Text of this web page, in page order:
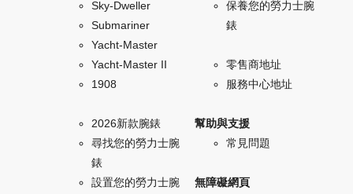
Sky-Dweller
Submariner
Yacht-Master
Yacht-Master II
1908
2026新款腕錶
尋找您的勞力士腕
錶
設置您的勞力士腕
保養您的勞力士腕
錶
零售商地址
服務中心地址
幫助與支援
常見問題
無障礙網頁